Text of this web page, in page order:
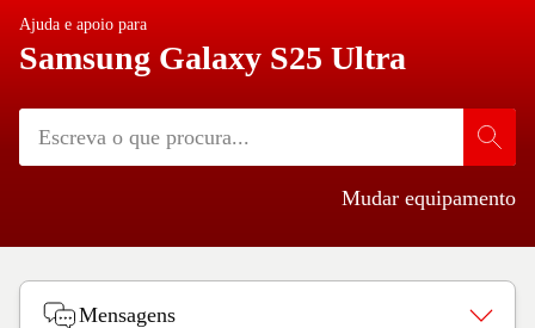
Ajuda e apoio para
Samsung Galaxy S25 Ultra
Mudar equipamento
Mensagens